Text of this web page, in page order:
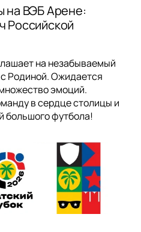
на ВЭБ Арене:
Российской
на незабываемый
Родиной. Ожидается
эмоций.
в сердце столицы и
большого футбола!